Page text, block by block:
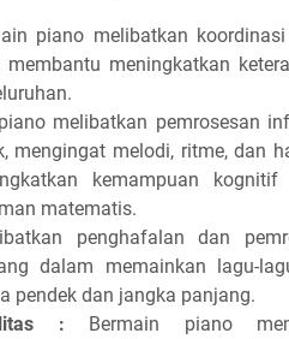
piano melibatkan
meningkatkan
melibatkan pemrosesan
mengingat melodi, ritme, dan
kemampuan kognitif
matematis.
penghafalan dan
dalam memainkan lagu-
pendek dan jangka panjang.
: Bermain piano